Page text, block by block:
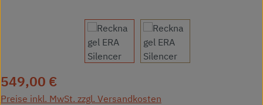
Regulärer Preis:
549,00 €
Preise inkl. MwSt. zzgl. Versandkosten